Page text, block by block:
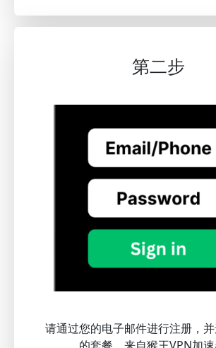
第二步
请通过您的电子邮件进行注册，